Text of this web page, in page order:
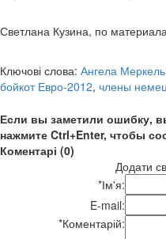
Светлана Кузина, по
Ключові слова: Ангела
бойкот Евро-2012, члены
Если вы заметили ошибку,
нажмите Ctrl+Enter, чтобы
Коментарі (0)
Додати
*Ім'я:
E-mail:
*Коментарій: